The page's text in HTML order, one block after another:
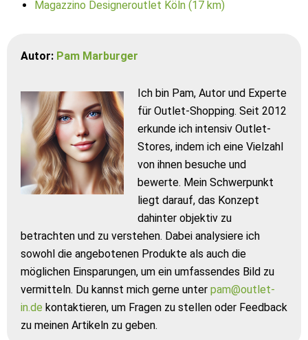
Magazzino Designeroutlet Köln (17 km)
Autor: Pam Marburger
Ich bin Pam, Autor und Experte
für Outlet-Shopping. Seit 2012
erkunde ich intensiv Outlet-
Stores, indem ich eine Vielzahl
von ihnen besuche und
bewerte. Mein Schwerpunkt
liegt darauf, das Konzept
dahinter objektiv zu
betrachten und zu verstehen. Dabei analysiere ich
sowohl die angebotenen Produkte als auch die
möglichen Einsparungen, um ein umfassendes Bild zu
vermitteln. Du kannst mich gerne unter pam@outlet-
in.de kontaktieren, um Fragen zu stellen oder Feedback
zu meinen Artikeln zu geben.